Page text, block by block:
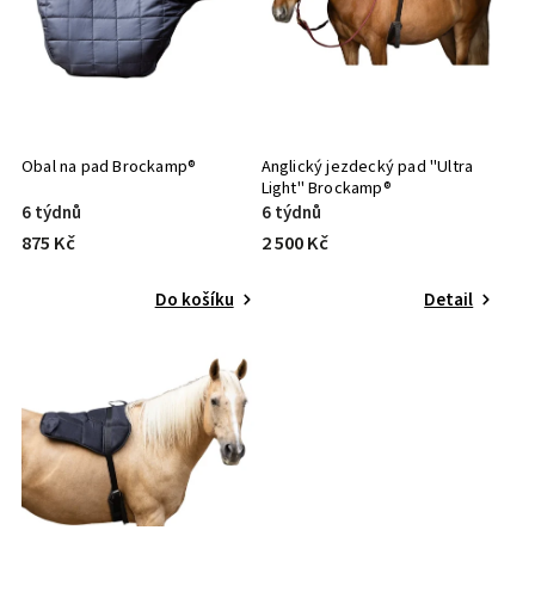
Obal na pad Brockamp®
6 týdnů
875 Kč
Do košíku
Anglický jezdecký pad "Ultra
Light" Brockamp®
6 týdnů
2 500 Kč
Detail